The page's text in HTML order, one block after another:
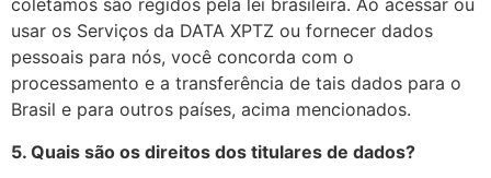
coletamos são regidos pela lei brasileira. Ao acessar ou
usar os Serviços da DATA XPTZ ou fornecer dados
pessoais para nós, você concorda com o
processamento e a transferência de tais dados para o
Brasil e para outros países, acima mencionados.
5. Quais são os direitos dos titulares de dados?